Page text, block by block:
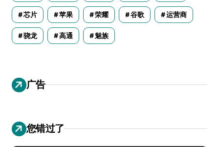
芯片 苹果 荣耀 谷歌 运营商
骁龙 高通 魅族
广告
您错过了